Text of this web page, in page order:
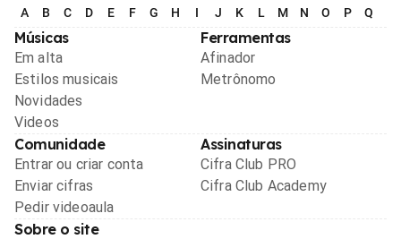
A B C D E F G H I J K L M N O P Q
Músicas
Em alta
Estilos musicais
Novidades
Videos
Ferramentas
Afinador
Metrônomo
Comunidade
Entrar ou criar conta
Enviar cifras
Pedir videoaula
Assinaturas
Cifra Club PRO
Cifra Club Academy
Sobre o site